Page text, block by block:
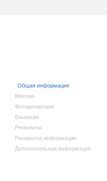
Общая информация
Миссия
Фоторепортажи
Вакансии
Реквизиты
Раскрытие информации
Дополнительная информация